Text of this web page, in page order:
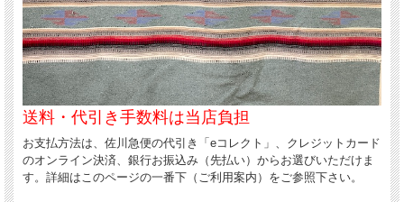
ザイン、サイドデザイン、ワイドバンド等の各パートを織るスペースが広くなりま
す。伝統的なチマヨブランケット本来のダイナミックで凝ったデザイン、カラーリ
ングを織ることが出来る為、熟練職人さんも気合いが入るらしく、長年培った経験
と腕前が大いに発揮されています。
送料・代引き手数料は当店負担
お支払方法は、佐川急便の代引き「eコレクト」、クレジットカード
のオンライン決済、銀行お振込み（先払い）からお選びいただけま
す。詳細はこのページの一番下（ご利用案内）をご参照下さい。